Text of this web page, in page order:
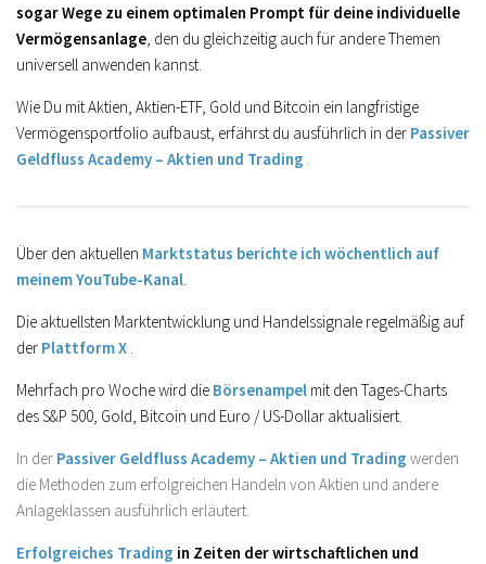
sogar Wege zu einem optimalen Prompt für deine individuelle
Vermögensanlage , den du gleichzeitig auch für andere Themen
universell anwenden kannst.
Wie Du mit Aktien, Aktien-ETF, Gold und Bitcoin ein langfristige
Vermögensportfolio aufbaust, erfährst du ausführlich in der Passiver
Geldfluss Academy – Aktien und Trading
Über den aktuellen Marktstatus berichte ich wöchentlich auf
meinem YouTube-Kanal
Die aktuellsten Marktentwicklung und Handelssignale regelmäßig auf
der Plattform X
Mehrfach pro Woche wird die Börsenampel mit den Tages-Charts
des S&P 500, Gold, Bitcoin und Euro / US-Dollar aktualisiert.
In der Passiver Geldfluss Academy – Aktien und Trading werden
die Methoden zum erfolgreichen Handeln von Aktien und andere
Anlageklassen ausführlich erläutert.
Erfolgreiches Trading in Zeiten der wirtschaftlichen und